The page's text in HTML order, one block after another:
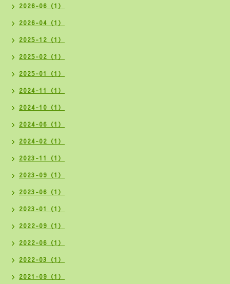
2026-06（1）
2026-04（1）
2025-12（1）
2025-02（1）
2025-01（1）
2024-11（1）
2024-10（1）
2024-06（1）
2024-02（1）
2023-11（1）
2023-09（1）
2023-06（1）
2023-01（1）
2022-09（1）
2022-06（1）
2022-03（1）
2021-09（1）